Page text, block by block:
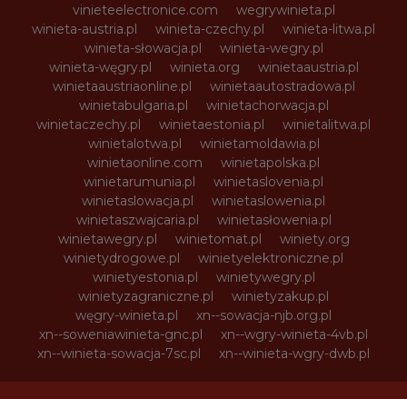
vinieteelectronice.com
wegrywinieta.pl
winieta-austria.pl
winieta-czechy.pl
winieta-litwa.pl
winieta-słowacja.pl
winieta-wegry.pl
winieta-węgry.pl
winieta.org
winietaaustria.pl
winietaaustriaonline.pl
winietaautostradowa.pl
winietabulgaria.pl
winietachorwacja.pl
winietaczechy.pl
winietaestonia.pl
winietalitwa.pl
winietalotwa.pl
winietamoldawia.pl
winietaonline.com
winietapolska.pl
winietarumunia.pl
winietaslovenia.pl
winietaslowacja.pl
winietaslowenia.pl
winietaszwajcaria.pl
winietasłowenia.pl
winietawegry.pl
winietomat.pl
winiety.org
winietydrogowe.pl
winietyelektroniczne.pl
winietyestonia.pl
winietywegry.pl
winietyzagraniczne.pl
winietyzakup.pl
węgry-winieta.pl
xn--sowacja-njb.org.pl
xn--soweniawinieta-gnc.pl
xn--wgry-winieta-4vb.pl
xn--winieta-sowacja-7sc.pl
xn--winieta-wgry-dwb.pl